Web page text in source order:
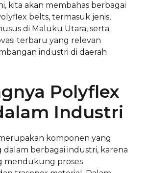
kita akan membahas berbagai
belts, termasuk jenis,
di Maluku Utara, serta
terbaru yang relevan
industri di daerah
Polyflex
Industri
komponen yang
dalam berbagai industri, karena
mendukung proses